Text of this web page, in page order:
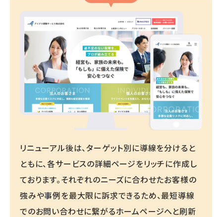
リニューアル後は、ターゲット別に導線を分けると
ともに、各サービスの詳細ページをリッチに作成し
ております。それぞれのニーズに合わせたお客様の
強みや事例を最大限に訴求できるため、最短導線
でのお問い合わせに繋がるホームページへと刷新